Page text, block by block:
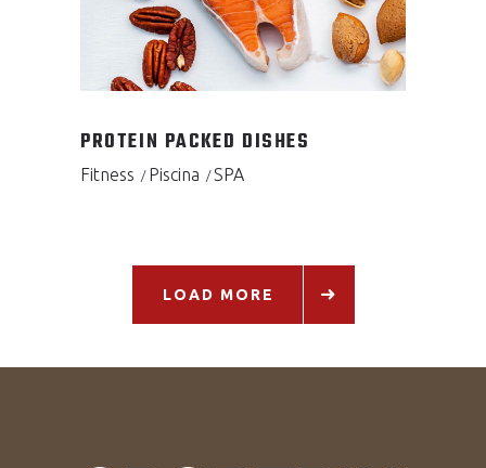
PROTEIN PACKED DISHES
Fitness Piscina SPA
LOAD MORE